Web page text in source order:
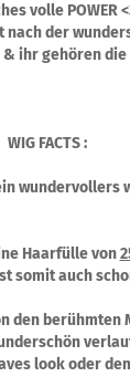
volle POWER
der
ihr gehören
WIG FACTS :
wundervollers
Haarfülle von
somit auch
den berühmten
look oder